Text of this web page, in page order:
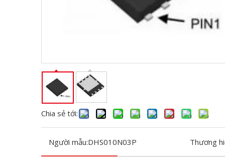
Chia sẻ tới:
Người mẫu:DHS010N03P Thương